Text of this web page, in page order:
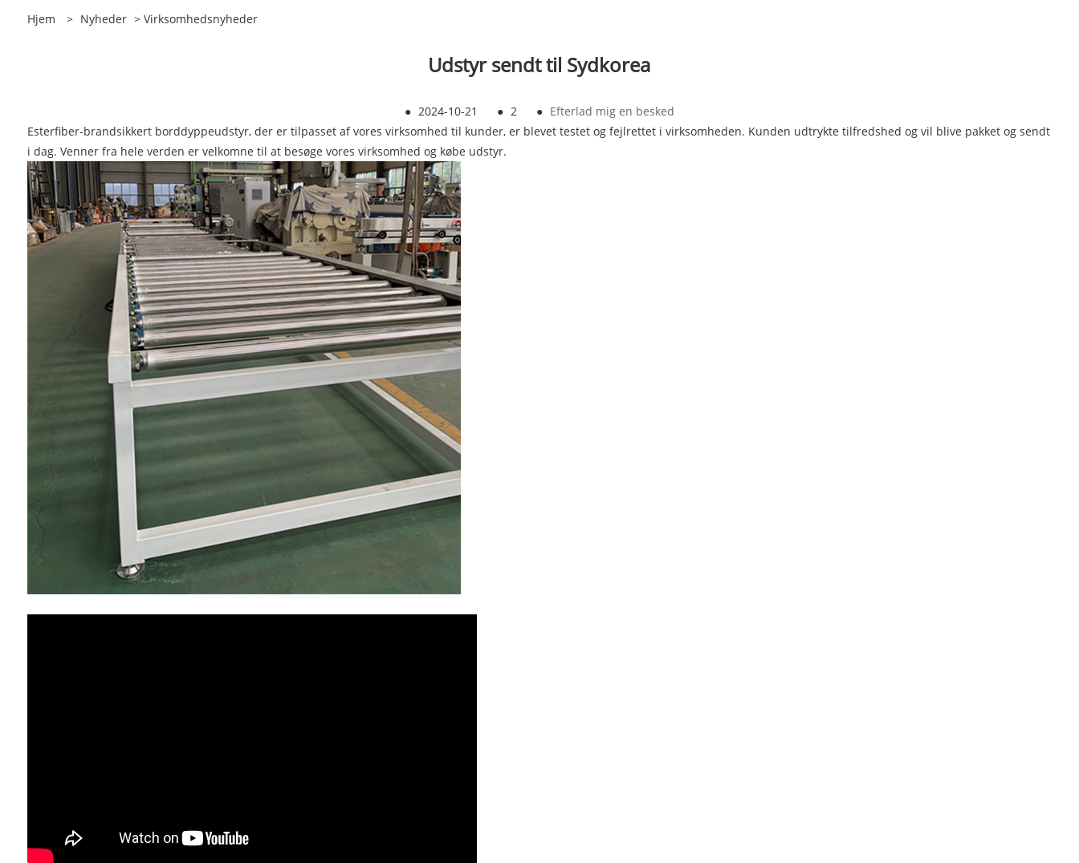
Hjem > Nyheder > Virksomhedsnyheder
Udstyr sendt til Sydkorea
● 2024-10-21 ● 2 ● Efterlad mig en besked
Esterfiber-brandsikkert borddyppeudstyr, der er tilpasset af vores virksomhed til kunder, er blevet testet og fejlrettet i virksomheden. Kunden udtrykte tilfredshed og vil blive pakket og sendt
i dag. Venner fra hele verden er velkomne til at besøge vores virksomhed og købe udstyr.